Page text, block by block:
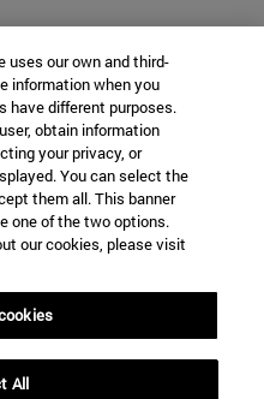
uses our own and third-
information when you
have different purposes.
obtain information
your privacy, or
You can select the
them all. This banner
one of the two options.
our cookies, please visit
All